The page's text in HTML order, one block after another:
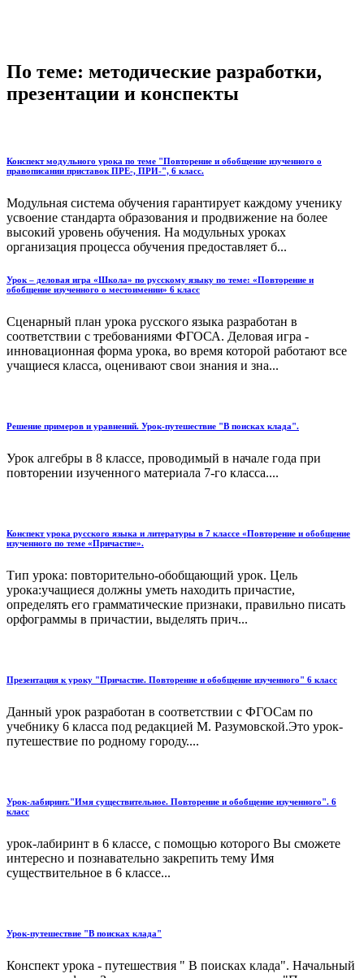
По теме: методические разработки,
презентации и конспекты
Конспект модульного урока по теме "Повторение и обобщение изученного о
правописании приставок ПРЕ-, ПРИ-", 6 класс.
Модульная система обучения гарантирует каждому ученику
усвоение стандарта образования и продвижение на более
высокий уровень обучения. На модульных уроках
организация процесса обучения предоставляет б...
Урок – деловая игра «Школа» по русскому языку по теме: «Повторение и
обобщение изученного о местоимении» 6 класс
Сценарный план урока русского языка разработан в
соответствии с требованиями ФГОСА. Деловая игра -
инновационная форма урока, во время которой работают все
учащиеся класса, оценивают свои знания и зна...
Решение примеров и уравнений. Урок-путешествие "В поисках клада".
Урок алгебры в 8 классе, проводимый в начале года при
повторении изученного материала 7-го класса....
Конспект урока русского языка и литературы в 7 классе «Повторение и обобщение
изученного по теме «Причастие».
Тип урока: повторительно-обобщающий урок. Цель
урока:учащиеся должны уметь находить причастие,
определять его грамматические признаки, правильно писать
орфограммы в причастии, выделять прич...
Презентация к уроку "Причастие. Повторение и обобщение изученного" 6 класс
Данный урок разработан в соответствии с ФГОСам по
учебнику 6 класса под редакцией М. Разумовской.Это урок-
путешествие по родному городу....
Урок-лабиринт."Имя существительное. Повторение и обобщение изученного". 6
класс
урок-лабиринт в 6 классе, с помощью которого Вы сможете
интересно и познавательно закрепить тему Имя
существительное в 6 классе...
Урок-путешествие "В поисках клада"
Конспект урока - путешествия " В поисках клада". Начальный